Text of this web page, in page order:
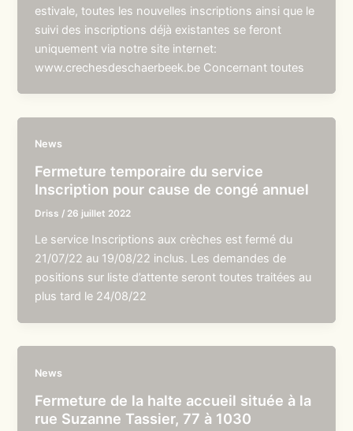
estivale, toutes les nouvelles inscriptions ainsi que le
suivi des inscriptions déjà existantes se feront
uniquement via notre site internet:
www.crechesdeschaerbeek.be Concernant toutes
News
Fermeture temporaire du service
Inscription pour cause de congé annuel
Driss / 26 juillet 2022
Le service Inscriptions aux crèches est fermé du
21/07/22 au 19/08/22 inclus. Les demandes de
positions sur liste d’attente seront toutes traitées au
plus tard le 24/08/22
News
Fermeture de la halte accueil située à la
rue Suzanne Tassier, 77 à 1030